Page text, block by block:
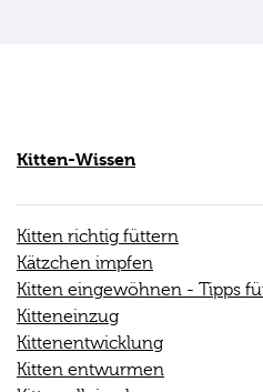
Kitten-Wissen
Kitten richtig füttern
Kätzchen impfen
Kitten eingewöhnen - Tipps
Kitteneinzug
Kittenentwicklung
Kitten entwurmen